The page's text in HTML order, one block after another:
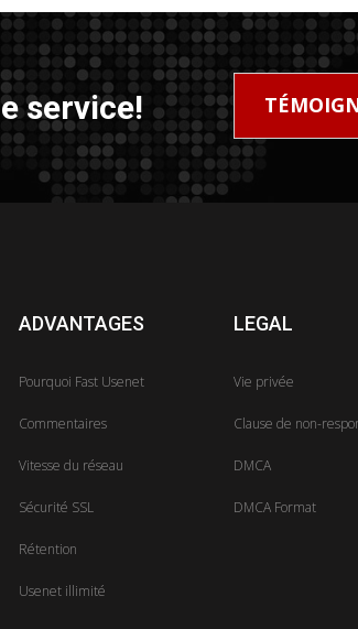
service!
ADVANTAGES
Pourquoi Fast Usenet
Commentaires
Vitesse du réseau
Sécurité SSL
Rétention
Usenet illimité
LEGAL
Vie privée
Clause de non-
DMCA
DMCA Format